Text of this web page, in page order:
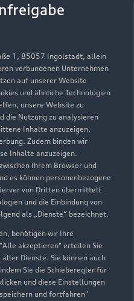
1, 85057 Ingolstadt, allein
verbundenen Unternehmen
auf unserer Website
und ähnliche Technologien
unsere Website zu
die Nutzung zu analysieren
Inhalte anzuzeigen,
Zudem binden wir
Inhalte anzuzeigen.
Ihrem Browser und
es können personenbezogene
von Dritten übermittelt
und die Einbindung von
als „Dienste“ bezeichnet.
benötigen wir Ihre
akzeptieren" erteilen Sie
Dienste. Sie können auch
Sie die Schieberegler für
und diese Einstellungen
und fortfahren"
und
Tablets